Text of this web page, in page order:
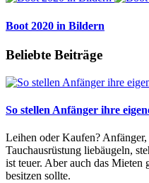
Boot 2020 in Bildern
Beliebte Beiträge
So stellen Anfänger ihre
Leihen oder Kaufen?
Tauchausrüstung liebäugeln,
ist teuer. Aber auch das
besitzen sollte.